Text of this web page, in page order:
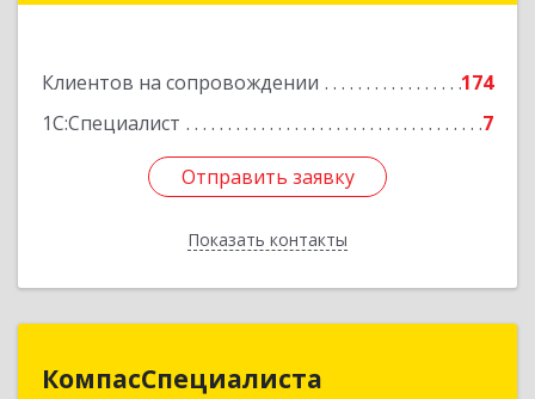
Клиентов на сопровождении
174
1С:Специалист
7
Отправить заявку
Показать контакты
Отправить заявку
Назад
КомпасСпециалиста